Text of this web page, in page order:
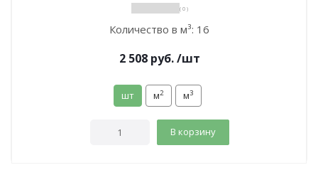
( 0 )
Количество в м³: 16
2 508руб. /шт
шт м2 м3
В корзину